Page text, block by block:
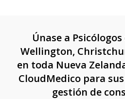
Únase a
Wellington,
en toda Nueva
CloudMedico para
gestión de